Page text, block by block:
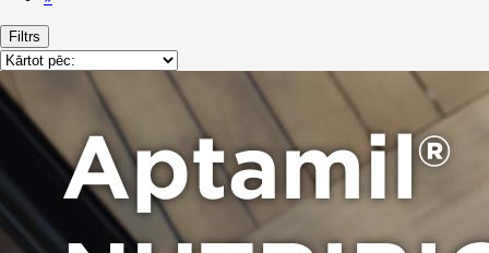
Filtrs